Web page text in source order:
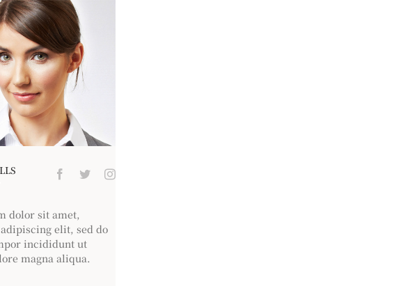
dolor sit amet,
elit, sed do
incididunt ut
magna aliqua.